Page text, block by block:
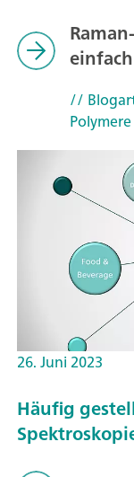
//
Polymere
26. Juni 2023
Häufig